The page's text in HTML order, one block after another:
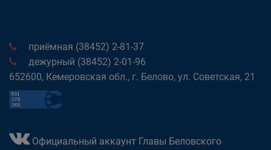
приёмная (38452) 2-81-37
дежурный (38452) 2-01-96
652600, Кемеровская обл., г. Белово, ул. Советская, 21
Официальный аккаунт Главы Беловского